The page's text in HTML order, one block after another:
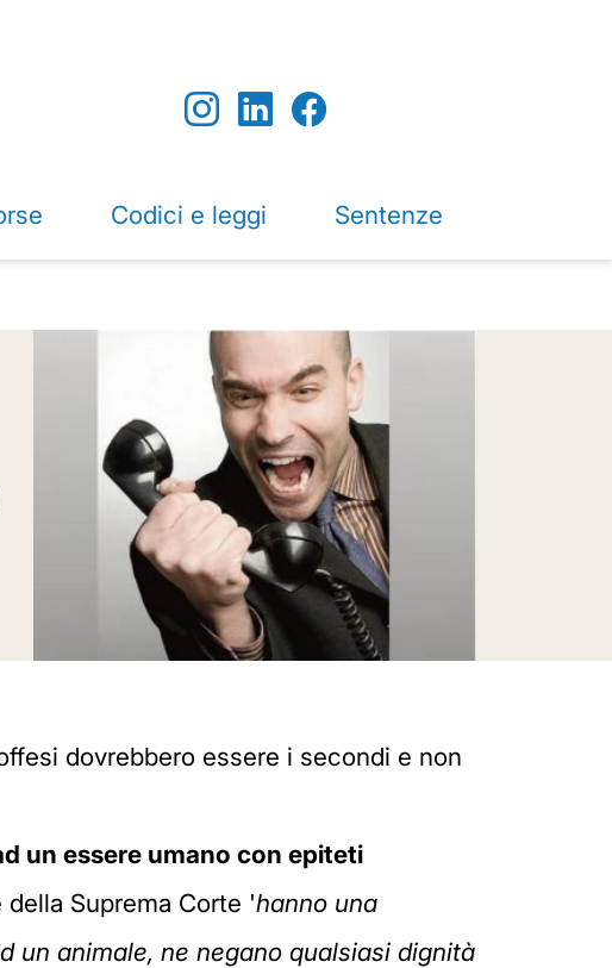
Codici e leggi Sentenze
dovrebbero essere i secondi e non
un essere umano con epiteti
Suprema Corte 'hanno una
un animale, ne negano qualsiasi dignità